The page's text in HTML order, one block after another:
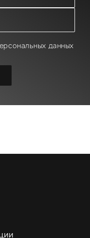
данных